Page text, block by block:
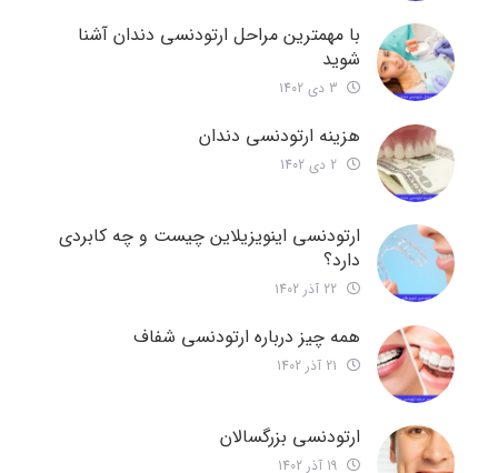
با مهمترین مراحل ارتودنسی دندان آشنا
شوید
هزینه ارتودنسی دندان
ارتودنسی اینویزیلاین چیست و چه کابردی
دارد؟
همه چیز درباره ارتودنسی شفاف
ارتودنسی بزرگسالان